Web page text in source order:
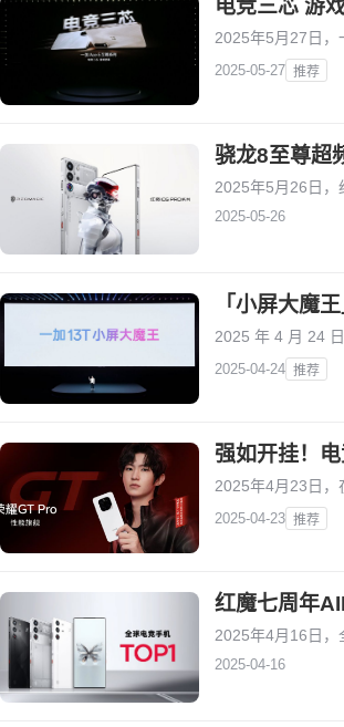
电竞三芯 游
2025年5月27日，
2025-05-27 推荐
骁龙8至尊超
2025年5月26日
2025-05-26
「小屏大魔
2025 年 4 月 24
2025-04-24 推荐
强如开挂！
2025年4月23日，
2025-04-23 推荐
红魔七周年
2025年4月16日
2025-04-16